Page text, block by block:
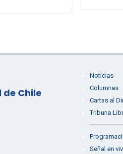
de Chile
Noticias
Columnas
Cartas al
Tribuna
Señal en